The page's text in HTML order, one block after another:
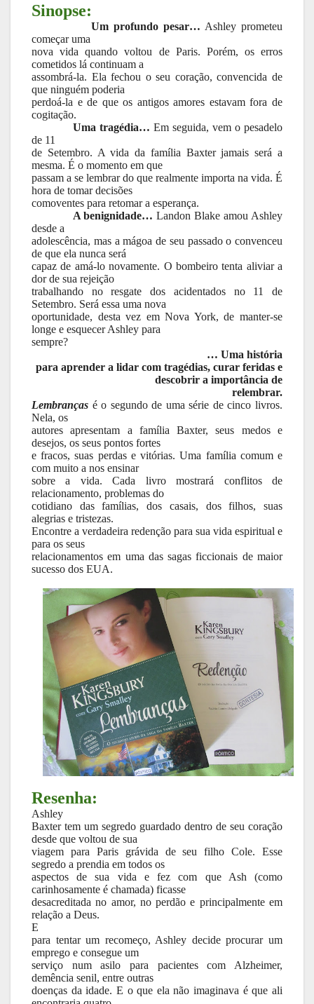
Sinopse:
Um profundo pesar… Ashley prometeu
começar uma
nova vida quando voltou de Paris. Porém, os erros
cometidos lá continuam a
assombrá-la. Ela fechou o seu coração, convencida de
que ninguém poderia
perdoá-la e de que os antigos amores estavam fora de
cogitação.
Uma tragédia… Em seguida, vem o pesadelo
de 11
de Setembro. A vida da família Baxter jamais será a
mesma. É o momento em que
passam a se lembrar do que realmente importa na vida. É
hora de tomar decisões
comoventes para retomar a esperança.
A benignidade… Landon Blake amou Ashley
desde a
adolescência, mas a mágoa de seu passado o convenceu
de que ela nunca será
capaz de amá-lo novamente. O bombeiro tenta aliviar a
dor de sua rejeição
trabalhando no resgate dos acidentados no 11 de
Setembro. Será essa uma nova
oportunidade, desta vez em Nova York, de manter-se
longe e esquecer Ashley para
sempre?
… Uma história
para aprender a lidar com tragédias, curar feridas e
descobrir a importância de
relembrar.
Lembranças é o segundo de uma série de cinco livros.
Nela, os
autores apresentam a família Baxter, seus medos e
desejos, os seus pontos fortes
e fracos, suas perdas e vitórias. Uma família comum e
com muito a nos ensinar
sobre a vida. Cada livro mostrará conflitos de
relacionamento, problemas do
cotidiano das famílias, dos casais, dos filhos, suas
alegrias e tristezas.
Encontre a verdadeira redenção para sua vida espiritual e
para os seus
relacionamentos em uma das sagas ficcionais de maior
sucesso dos EUA.
Resenha:
Ashley
Baxter tem um segredo guardado dentro de seu coração
desde que voltou de sua
viagem para Paris grávida de seu filho Cole. Esse
segredo a prendia em todos os
aspectos de sua vida e fez com que Ash (como
carinhosamente é chamada) ficasse
desacreditada no amor, no perdão e principalmente em
relação a Deus.
E
para tentar um recomeço, Ashley decide procurar um
emprego e consegue um
serviço num asilo para pacientes com Alzheimer,
demência senil, entre outras
doenças da idade. E o que ela não imaginava é que ali